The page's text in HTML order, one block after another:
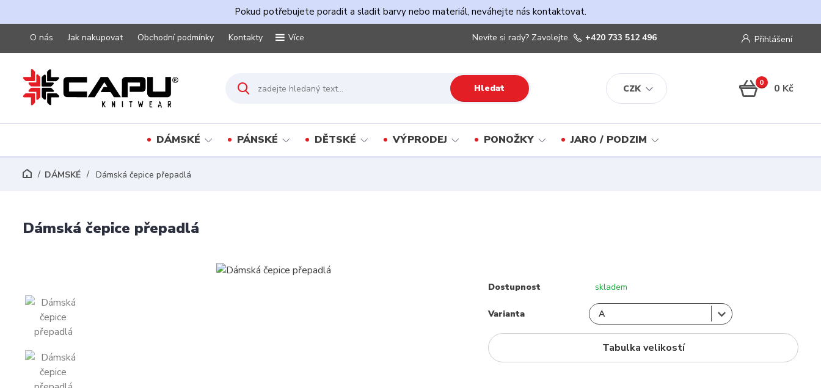
Pokud potřebujete poradit a sladit barvy nebo materiál, neváhejte nás kontaktovat.
O nás Jak nakupovat Obchodní podmínky Kontakty Více
CZK
Přihlášení
Hledat
Nevíte si rady? Zavolejte. +420 733 512 496
0 0 Kč
DÁMSKÉ PÁNSKÉ DĚTSKÉ VÝPRODEJ PONOŽKY JARO / PODZIM
DÁMSKÉ Dámská čepice přepadlá
Dámská čepice přepadlá
Dostupnost skladem
Varianta
Tabulka velikostí